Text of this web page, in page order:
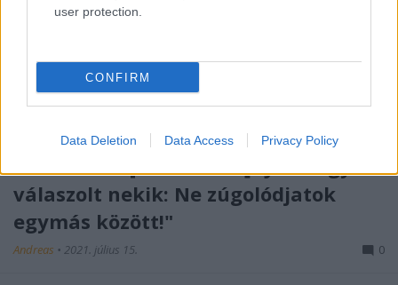
user protection.
CONFIRM
Data Deletion Data Access Privacy Policy
MINDEN NAPRA: 1 MONDATBAN IS; 2 KIÍRT
RÚF*Károli*Katolikus*FORDÍTÁSBAN*HANGZÓ
ÖRÖMHÍRTÁR* http://www.garainyh.hu ***
https://garainyh.blog.hu/ ***
- Csütörtök [2021.07.15.] "Jézus így
válaszolt nekik: Ne zúgolódjatok
egymás között!"
Andreas • 2021. július 15. 0